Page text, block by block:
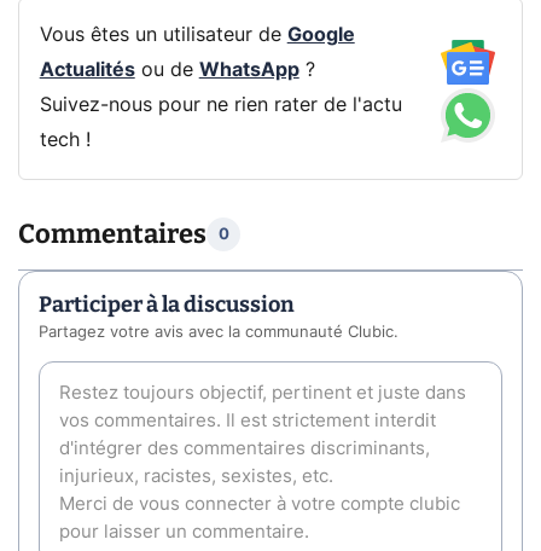
Vous êtes un utilisateur de Google
Actualitésou de WhatsApp?
Suivez-nous pour ne rien rater de l'actu
tech !
Commentaires 0
Participer à la discussion
Partagez votre avis avec la communauté Clubic.